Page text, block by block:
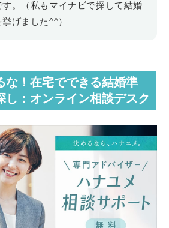
す。（私もマイナビで探して結婚
げました^^）
な！在宅でできる結婚準
し ：オンライン相談デスク